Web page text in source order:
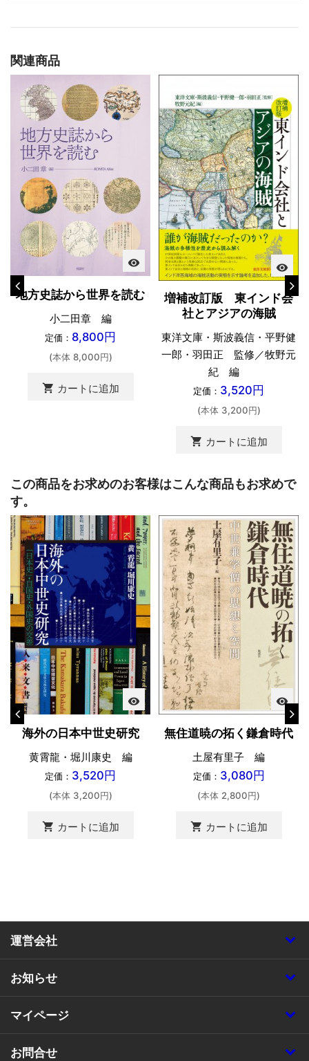
関連商品
visibility
地方史誌から世界を読む
小二田章 編
定価： 8,800円
(本体 8,000円)
shopping_cart カートに追加
visibility
増補改訂版 東インド会
社とアジアの海賊
東洋文庫・斯波義信・平野健
一郎・羽田正 監修／牧野元
紀 編
定価： 3,520円
(本体 3,200円)
shopping_cart カートに追加
この商品をお求めのお客様はこんな商品もお求めで
す。
visibility
海外の日本中世史研究
黄霄龍・堀川康史 編
定価： 3,520円
(本体 3,200円)
shopping_cart カートに追加
visibility
無住道暁の拓く鎌倉時代
土屋有里子 編
定価： 3,080円
(本体 2,800円)
shopping_cart カートに追加
運営会社
お知らせ
マイページ
お問合せ